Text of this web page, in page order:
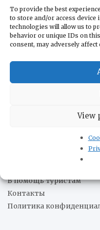
To provide the best
to store and/or access
technologies will allow us to
behavior or unique IDs on
consent, may adversely
View
фотоэлектрических
Хуан Марторано:
бизнес 07.08.2026
Мексика и Перу
США вводят санкции
Колумбия приобретает
Бразилия запускает
план на 240 млрд
В помощь туристам
Контакты
Политика